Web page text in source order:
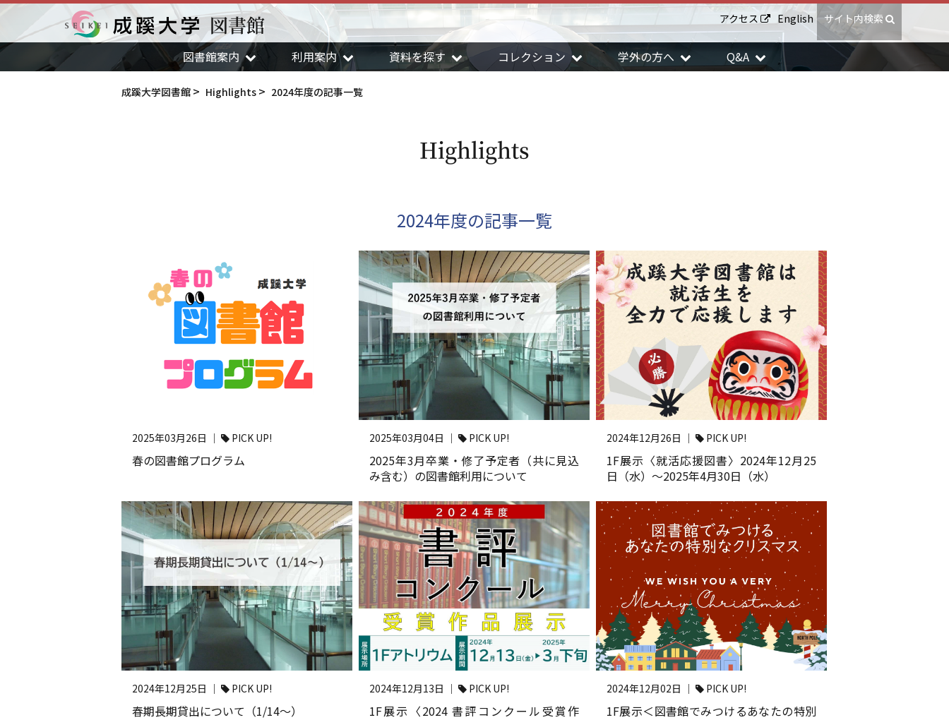
アクセス English サイト内検索
成蹊大学
図書館
図書館案内 利用案内 資料を探す コレクション 学外の方へ Q&A
成蹊大学図書館 Highlights 2024年度の記事一覧
Highlights
2024年度の記事一覧
2025年03月26日 ｜ PICK UP!
春の図書館プログラム
2025年03月04日 ｜ PICK UP!
2025年3月卒業・修了予定者（共に見込
み含む）の図書館利用について
2024年12月26日 ｜ PICK UP!
1F展示〈就活応援図書〉2024年12月25
日（水）～2025年4月30日（水）
2024年12月25日 ｜ PICK UP!
春期長期貸出について（1/14～）
2024年12月13日 ｜ PICK UP!
1F展示〈2024 書評コンクール受賞作
2024年12月02日 ｜ PICK UP!
1F展示＜図書館でみつけるあなたの特別